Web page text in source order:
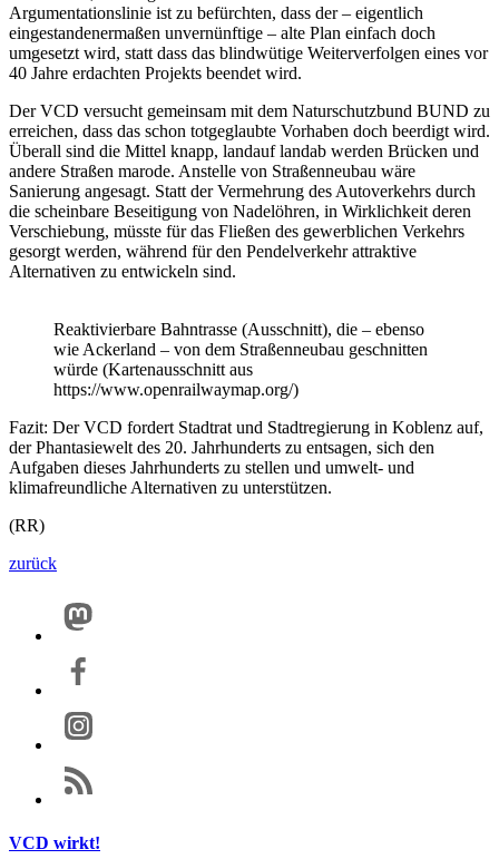
Argumentationslinie ist zu befürchten, dass der – eigentlich
eingestandenermaßen unvernünftige – alte Plan einfach doch
umgesetzt wird, statt dass das blindwütige Weiterverfolgen eines vor
40 Jahre erdachten Projekts beendet wird.
Der VCD versucht gemeinsam mit dem Naturschutzbund BUND zu
erreichen, dass das schon totgeglaubte Vorhaben doch beerdigt wird.
Überall sind die Mittel knapp, landauf landab werden Brücken und
andere Straßen marode. Anstelle von Straßenneubau wäre
Sanierung angesagt. Statt der Vermehrung des Autoverkehrs durch
die scheinbare Beseitigung von Nadelöhren, in Wirklichkeit deren
Verschiebung, müsste für das Fließen des gewerblichen Verkehrs
gesorgt werden, während für den Pendelverkehr attraktive
Alternativen zu entwickeln sind.
Reaktivierbare Bahntrasse (Ausschnitt), die – ebenso
wie Ackerland – von dem Straßenneubau geschnitten
würde (Kartenausschnitt aus
https://www.openrailwaymap.org/)
Fazit: Der VCD fordert Stadtrat und Stadtregierung in Koblenz auf,
der Phantasiewelt des 20. Jahrhunderts zu entsagen, sich den
Aufgaben dieses Jahrhunderts zu stellen und umwelt- und
klimafreundliche Alternativen zu unterstützen.
(RR)
zurück
VCD wirkt!